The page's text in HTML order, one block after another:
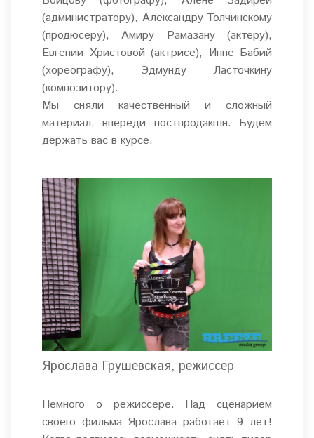
(администратору), Александру Толчинскому
(продюсеру), Амиру Рамазану (актеру),
Евгении Христовой (актрисе), Инне Бабий
(хореографу), Эдмунду Ласточкину
(композитору).
Мы сняли качественный и сложный
материал, впереди постпродакшн. Будем
держать вас в курсе.
Ярослава Грушевская, режиссер
Немного о режиссере. Над сценарием
своего фильма Ярослава работает 9 лет!